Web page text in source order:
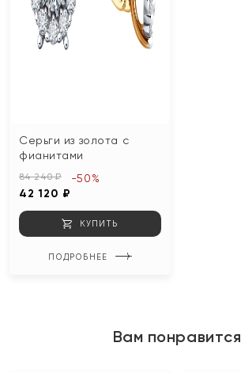
Серьги из золота с
фианитами
84 240 ₽
42 120 ₽
-50%
КУПИТЬ
ПОДРОБНЕЕ
Вам понравится